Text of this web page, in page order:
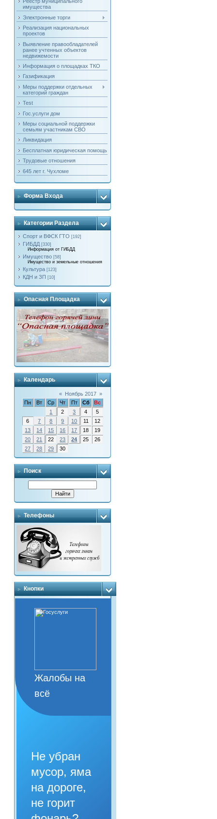
Реестр муниципального
имущества
Электронные торги
Реализация национальных
проектов
Выявление правообладателей
ранее учтенных объектов
недвижемости
Информация о площадках ТКО
Газификация
Меры поддержки отдельных
категорий граждан
Test
Гос.услуги дом
Меры социальной поддержки
семьям участникам СВО
Ликвидация
Бесплатная юридическая помощь
Трудовые отношения
645 лет г. Чухломе
Форма Входа
Категории Раздела
Спорт и ВФСК ГТО [192]
ГИБДД [330]
Информация от ГИБДД
Имущество [58]
Имущество и земельные отношения
Культура [123]
КДН и ЗП [10]
Опасная Площадка
Календарь
« Ноябрь 2017 »
Пн
Вт Ср Чт Пт Сб
Вс
1
2 3 4
5
6
7 8 9 10 11
12
13
14 15 16 17 18
19
20
21 22 23 24 25
26
27
28 29 30
Поиск
Телефоны
Кнопки
Жалобы на
всё
Не убран
мусор, яма
на дороге,
не горит